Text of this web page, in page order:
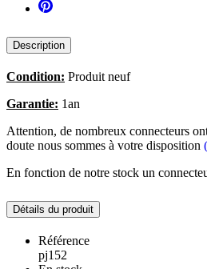
Description
Condition: Produit neuf
Garantie: 1an
Attention, de nombreux connecteurs
doute nous sommes à votre disposition
En fonction de notre stock un
Détails du produit
Référence
pj152